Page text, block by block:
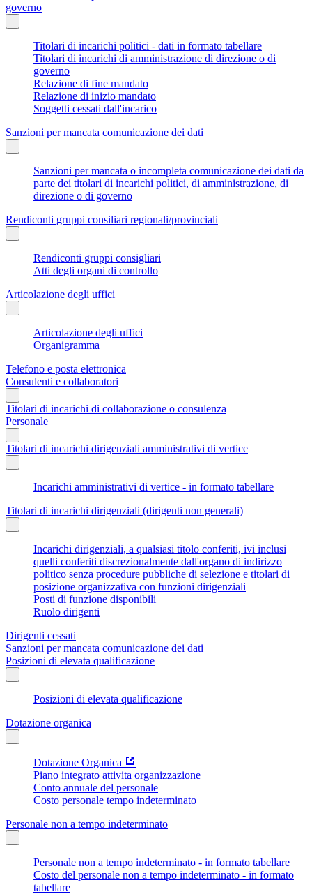
governo
Titolari di incarichi politici - dati in formato tabellare
Titolari di incarichi di amministrazione di direzione o di
governo
Relazione di fine mandato
Relazione di inizio mandato
Soggetti cessati dall'incarico
Sanzioni per mancata comunicazione dei dati
Sanzioni per mancata o incompleta comunicazione dei dati da
parte dei titolari di incarichi politici, di amministrazione, di
direzione o di governo
Rendiconti gruppi consiliari regionali/provinciali
Rendiconti gruppi consigliari
Atti degli organi di controllo
Articolazione degli uffici
Articolazione degli uffici
Organigramma
Telefono e posta elettronica
Consulenti e collaboratori
Titolari di incarichi di collaborazione o consulenza
Personale
Titolari di incarichi dirigenziali amministrativi di vertice
Incarichi amministrativi di vertice - in formato tabellare
Titolari di incarichi dirigenziali (dirigenti non generali)
Incarichi dirigenziali, a qualsiasi titolo conferiti, ivi inclusi
quelli conferiti discrezionalmente dall'organo di indirizzo
politico senza procedure pubbliche di selezione e titolari di
posizione organizzativa con funzioni dirigenziali
Posti di funzione disponibili
Ruolo dirigenti
Dirigenti cessati
Sanzioni per mancata comunicazione dei dati
Posizioni di elevata qualificazione
Posizioni di elevata qualificazione
Dotazione organica
Dotazione Organica
Piano integrato attivita organizzazione
Conto annuale del personale
Costo personale tempo indeterminato
Personale non a tempo indeterminato
Personale non a tempo indeterminato - in formato tabellare
Costo del personale non a tempo indeterminato - in formato
tabellare